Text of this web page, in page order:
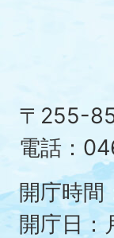
〒255-
電話：
開庁時間
開庁日：